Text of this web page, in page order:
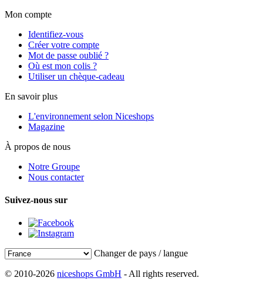
Mon compte
Identifiez-vous
Créer votre compte
Mot de passe oublié ?
Où est mon colis ?
Utiliser un chèque-cadeau
En savoir plus
L'environnement selon Niceshops
Magazine
À propos de nous
Notre Groupe
Nous contacter
Suivez-nous sur
Changer de pays / langue
© 2010-2026 niceshops GmbH - All rights reserved.